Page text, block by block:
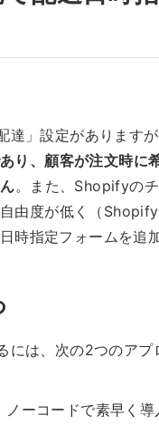
達」設定があります
り、顧客が注文時に
。また、Shopifyの
由度が低く（Shopify
時指定フォームを追
には、次の2つのアプ
ノーコードで素早く導